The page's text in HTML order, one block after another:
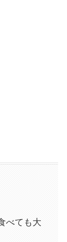
べても大